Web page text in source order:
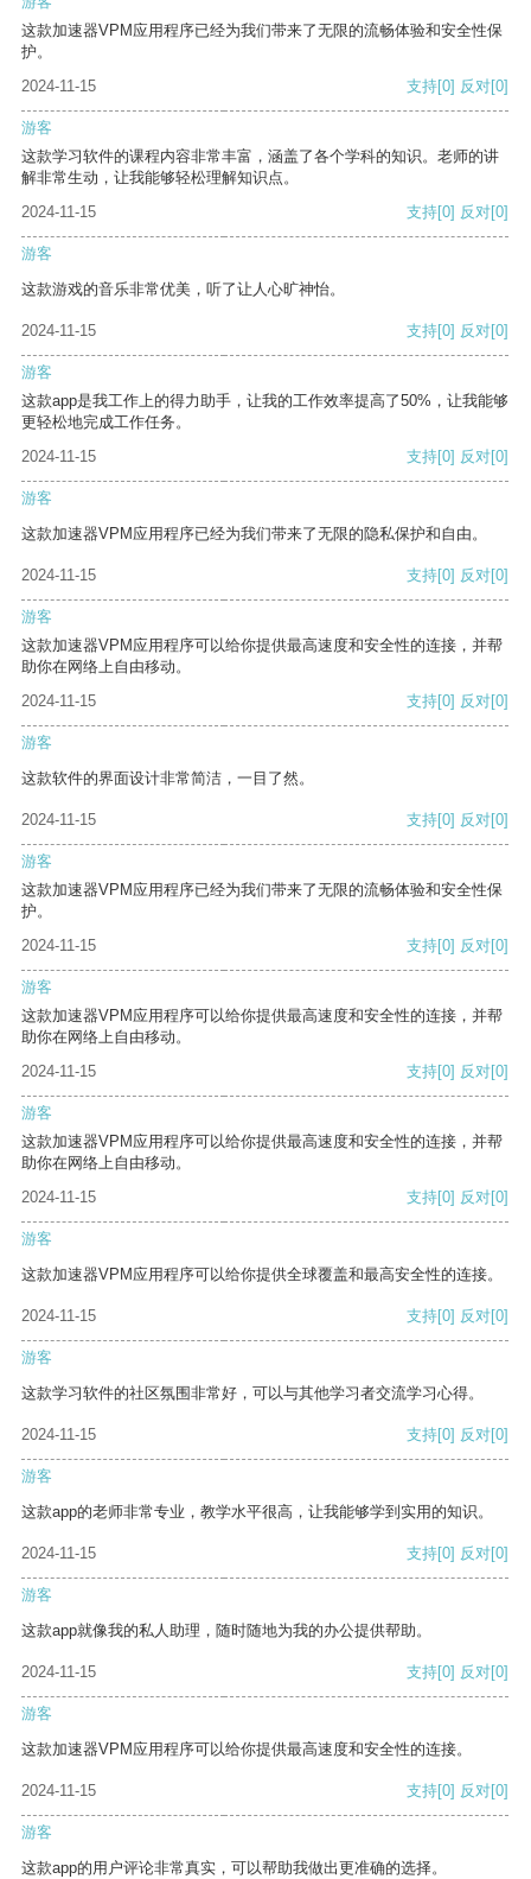
这款加速器VPM应用程序已经为我们带来了无限的流畅体验和安全性保
护。
2024-11-15
支持[0] 反对[0]
游客
这款学习软件的课程内容非常丰富，涵盖了各个学科的知识。老师的讲
解非常生动，让我能够轻松理解知识点。
2024-11-15
支持[0] 反对[0]
游客
这款游戏的音乐非常优美，听了让人心旷神怡。
2024-11-15 支持[0] 反对[0]
游客
这款app是我工作上的得力助手，让我的工作效率提高了50%，让我能够
更轻松地完成工作任务。
2024-11-15
支持[0] 反对[0]
游客
这款加速器VPM应用程序已经为我们带来了无限的隐私保护和自由。
2024-11-15 支持[0] 反对[0]
游客
这款加速器VPM应用程序可以给你提供最高速度和安全性的连接，并帮
助你在网络上自由移动。
2024-11-15
支持[0] 反对[0]
游客
这款软件的界面设计非常简洁，一目了然。
2024-11-15 支持[0] 反对[0]
游客
这款加速器VPM应用程序已经为我们带来了无限的流畅体验和安全性保
护。
2024-11-15
支持[0] 反对[0]
游客
这款加速器VPM应用程序可以给你提供最高速度和安全性的连接，并帮
助你在网络上自由移动。
2024-11-15
支持[0] 反对[0]
游客
这款加速器VPM应用程序可以给你提供最高速度和安全性的连接，并帮
助你在网络上自由移动。
2024-11-15
支持[0] 反对[0]
游客
这款加速器VPM应用程序可以给你提供全球覆盖和最高安全性的连接。
2024-11-15 支持[0] 反对[0]
游客
这款学习软件的社区氛围非常好，可以与其他学习者交流学习心得。
2024-11-15 支持[0] 反对[0]
游客
这款app的老师非常专业，教学水平很高，让我能够学到实用的知识。
2024-11-15 支持[0] 反对[0]
游客
这款app就像我的私人助理，随时随地为我的办公提供帮助。
2024-11-15 支持[0] 反对[0]
游客
这款加速器VPM应用程序可以给你提供最高速度和安全性的连接。
2024-11-15 支持[0] 反对[0]
游客
这款app的用户评论非常真实，可以帮助我做出更准确的选择。